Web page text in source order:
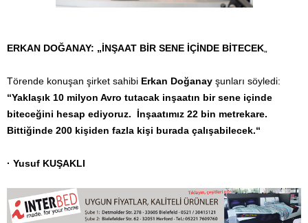
ERKAN DOĞANAY: „İNŞAAT BİR SENE İÇİNDE BİTECEK
Törende konuşan şirket sahibi Erkan Doğanay şunları söyledi:
“Yaklaşık 10 milyon Avro tutacak inşaatın bir sene içinde
biteceğini hesap ediyoruz. İnşaatımız 22 bin metrekare.
Bittiğinde 200 kişiden fazla kişi burada çalışabilecek.“
· Yusuf KUŞAKLI